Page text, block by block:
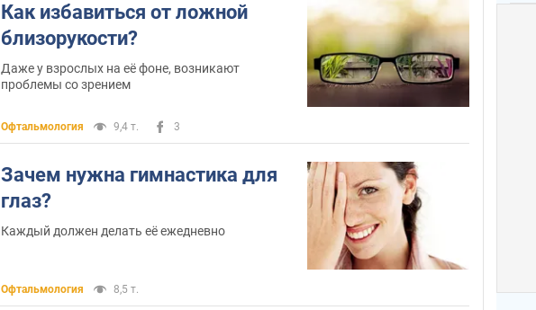
Как избавиться от ложной
близорукости?
Даже у взрослых на её фоне, возникают
проблемы со зрением
Офтальмология 9,4 т. 3
Зачем нужна гимнастика для
глаз?
Каждый должен делать её ежедневно
Офтальмология 8,5 т.